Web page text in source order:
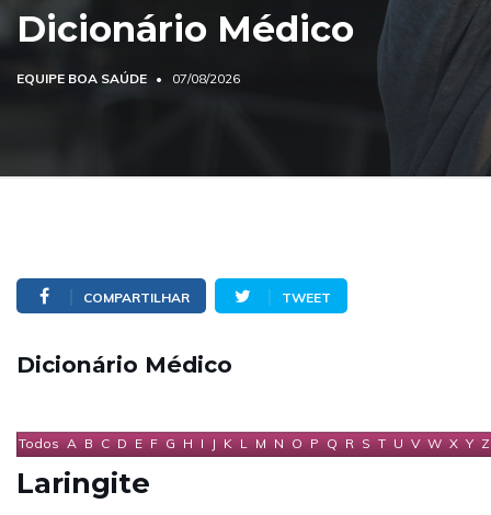
Dicionário Médico
EQUIPE BOA SAÚDE 07/08/2026
COMPARTILHAR TWEET
Dicionário Médico
Todos A B C D E F G H I J K L M N O P Q R S T U V W X Y Z
Laringite